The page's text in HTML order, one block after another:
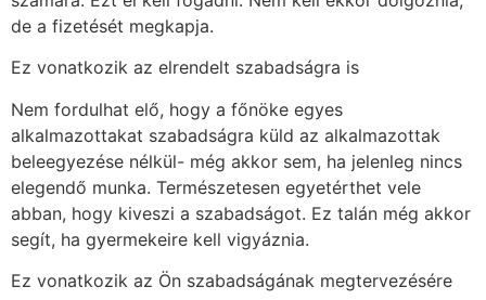
de a fizetését megkapja.
Ez vonatkozik az elrendelt szabadságra is
Nem fordulhat elő, hogy a főnöke egyes
alkalmazottakat szabadságra küld az alkalmazottak
beleegyezése nélkül- még akkor sem, ha jelenleg nincs
elegendő munka. Természetesen egyetérthet vele
abban, hogy kiveszi a szabadságot. Ez talán még akkor
segít, ha gyermekeire kell vigyáznia.
Ez vonatkozik az Ön szabadságának megtervezésére